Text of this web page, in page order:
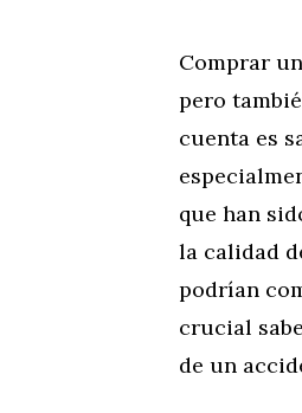
Comprar
pero
cuenta es
que han
la calidad
podrían
crucial
de un